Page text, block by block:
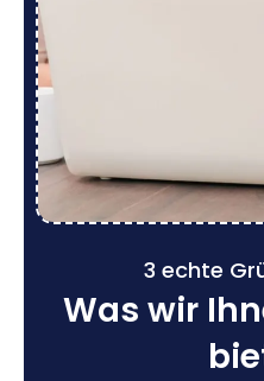
3 echte
Was wir